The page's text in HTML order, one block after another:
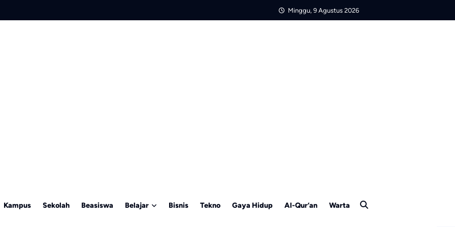
Minggu, 9 Agustus 2026
Kampus Sekolah Beasiswa Belajar Bisnis Tekno Gaya Hidup Al-Qur’an Warta